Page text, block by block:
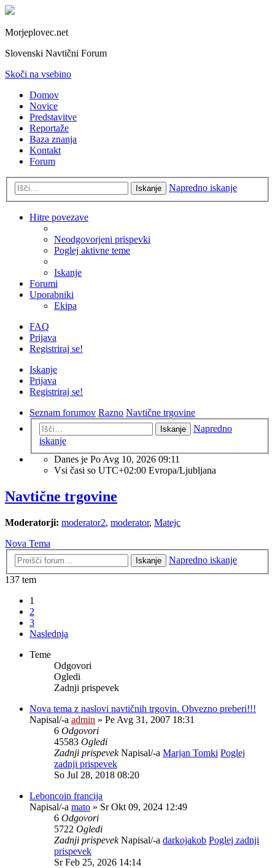
Morjeplovec.net
Slovenski Navtični Forum
Skoči na vsebino
Domov
Novice
Predstavitve
Reportaže
Baza znanja
Kontakt
Forum
Iskanje Napredno iskanje
Hitre povezave
Neodgovorjeni prispevki
Poglej aktivne teme
Iskanje
Forumi
Uporabniki
Ekipa
FAQ
Prijava
Registriraj se!
Iskanje
Prijava
Registriraj se!
Seznam forumov Razno Navtične trgovine
Iskanje
Napredno
iskanje
Danes je Po Avg 10, 2026 09:11
Vsi časi so UTC+02:00 Evropa/Ljubljana
Navtične trgovine
Moderatorji: moderator2, moderator, Matejc
Nova Tema
Iskanje
Napredno iskanje
137 tem
1
2
3
Naslednja
Teme
Odgovori
Ogledi
Zadnji prispevek
Nova tema z naslovi navtičnih trgovin. Obvezno preberi!!!
Napisal/-a admin » Pe Avg 31, 2007 18:31
6 Odgovori
45583 Ogledi
Zadnji prispevekNapisal/-a Marjan Tomki Poglej
zadnji prispevek
So Jul 28, 2018 08:20
Leboncoin francija
Napisal/-a mato » Sr Okt 09, 2024 12:49
6 Odgovori
5722 Ogledi
Zadnji prispevekNapisal/-a darkojakob Poglej zadnji
prispevek
Sr Feb 25, 2026 14:14